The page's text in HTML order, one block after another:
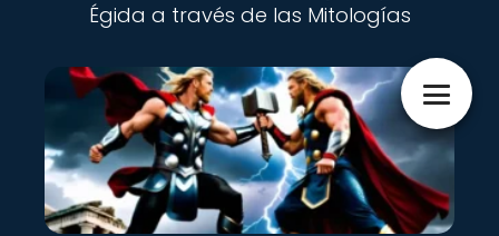
Égida a través de las Mitologías